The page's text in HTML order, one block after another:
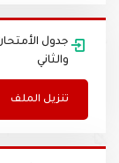
جدول
والثاني
تنزيل الملف